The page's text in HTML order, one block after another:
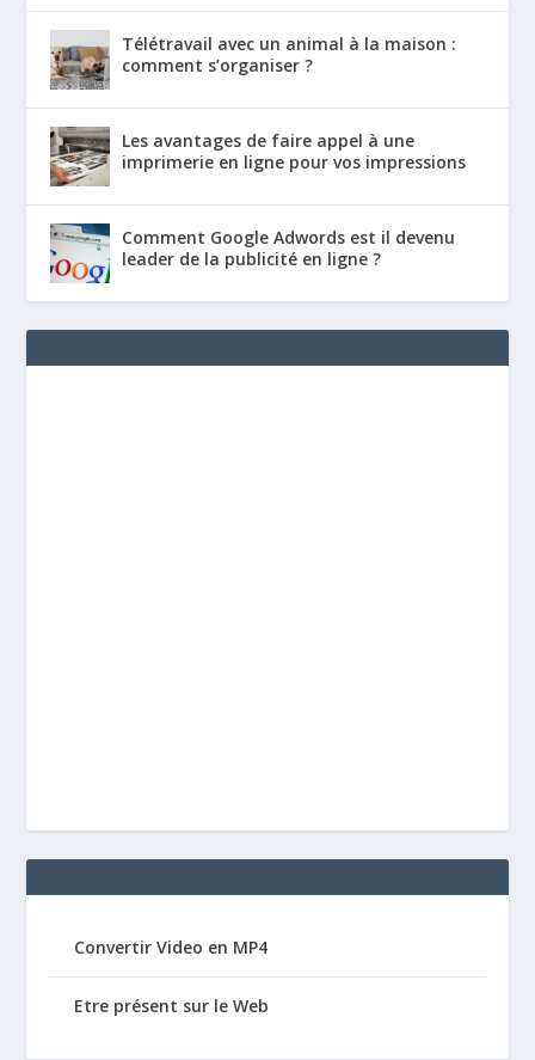
Télétravail avec un animal à la maison :
comment s’organiser ?
Les avantages de faire appel à une
imprimerie en ligne pour vos impressions
Comment Google Adwords est il devenu
leader de la publicité en ligne ?
Convertir Video en MP4
Etre présent sur le Web